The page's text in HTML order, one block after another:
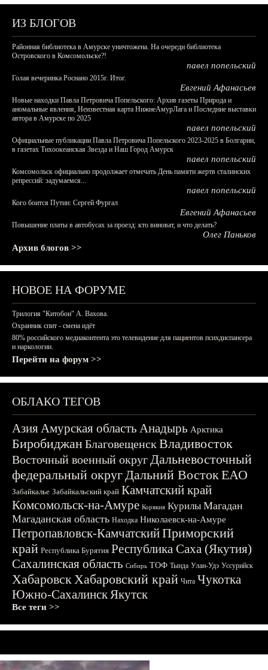
ИЗ БЛОГОВ
Районная библиотека в Амурске уничтожена. На очереди библиотека
Островского в Комсомольске?!
павел попельский
Голая вечеринка Роснано 2015г. Итог.
Евгений Афанасьев
Новые находки Павла Петровича Попельского: Архив газеты Природа и
аномальные явления, Неизвестная карта НижнеАмурЛага и Последние выставки
автора в Амурске по 2025
павел попельский
Официальные публикации Павла Петровича Попельского 2023-2025 в Болгарии,
в газетах Тихоокеанская Звезда и Наш Город Амурск
павел попельский
Комсомольск официально продолжает отмечать День памяти жертв сталинских
репрессий: задумаемся...
павел попельский
Кого боится Путин: Сергей Фургал
Евгений Афанасьев
Повышение платы в автобусах за проезд: кто виноват, и что делать?
Олег Паньков
Архив блогов >>
НОВОЕ НА ФОРУМЕ
Трилогия "Китобои" А. Вахова.
Охранник спит - смена идёт
80% российского медиаконтента это телевидение для пациентов психдиспансера
и наркологии.
Перейти на форум >>
ОБЛАКО ТЕГОВ
АзияАмурская область Анадырь Арктика
БиробиджанБлаговещенскВладивосток
Восточный военный округДальневосточный
федеральный округДальний ВостокЕАО
Забайкалье Забайкальский край Камчатский край
Комсомольск-на-Амуре Корякия Курилы Магадан
Магаданская область Находка Николаевск-на-Амуре
Петропавловск-КамчатскийПриморский
край Республика Бурятия Республика Саха (Якутия)
Сахалинская область Сибирь ТОФ Тында Улан-Удэ Уссурийск
ХабаровскХабаровский край Чита Чукотка
Южно-СахалинскЯкутск
Все теги >>